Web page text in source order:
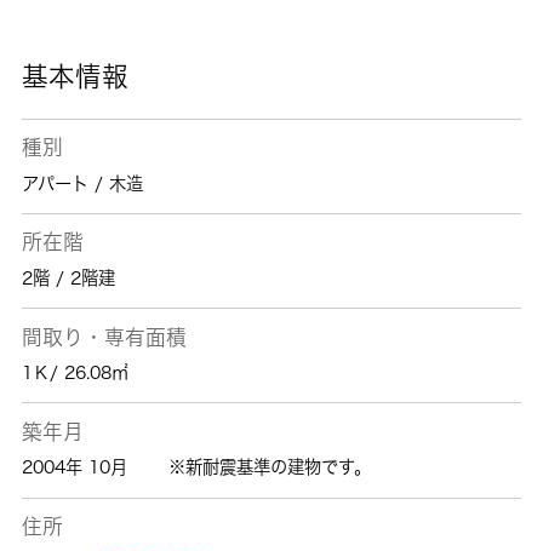
基本情報
種別
アパート / 木造
所在階
2階 / 2階建
間取り・専有面積
1Ｋ/ 26.08㎡
築年月
2004年 10月 ※新耐震基準の建物です。
住所